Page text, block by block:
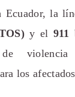
Ecuador, la
y el 911
violencia
los